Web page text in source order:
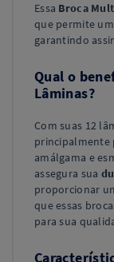
Essa Broca
que permite
garantindo
Qual o
Lâminas?
Com suas 12
principalmente
amálgama e
assegura sua
proporcionar
que essas
para sua